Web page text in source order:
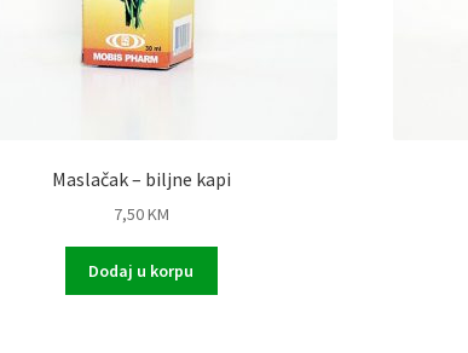
Maslačak – biljne kapi
7,50KM
Dodaj u korpu